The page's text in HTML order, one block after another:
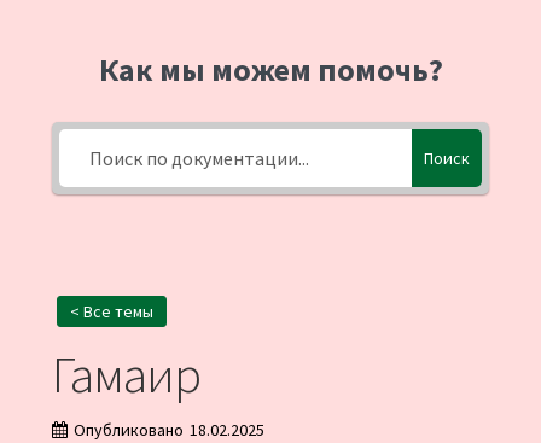
КонтактыКак мы можем помочь?
Поиск
< Все темы
Гамаир
Опубликовано 18.02.2025